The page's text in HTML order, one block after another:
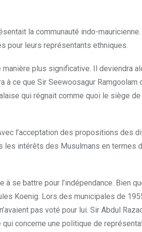
la communauté indo-mauricienne.
pour leurs représentants ethniques.
plus significative. Il deviendra
ce que Sir Seewoosagur Ramgoolam
qui régnait comme quoi le siège
l’acceptation des propositions des
les intérêts des Musulmans en termes
se battre pour l’indépendance. Bien
Koenig. Lors des municipales de
pas voté pour lui. Sir Abdul
concerne une politique de